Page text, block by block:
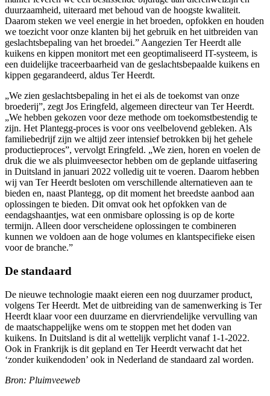
duurzaamheid, uiteraard met behoud van de hoogste kwaliteit.
Daarom steken we veel energie in het broeden, opfokken en houden
we toezicht voor onze klanten bij het gebruik en het uitbreiden van
geslachtsbepaling van het broedei.” Aangezien Ter Heerdt alle
kuikens en kippen monitort met een geoptimaliseerd IT-systeem, is
een duidelijke traceerbaarheid van de geslachtsbepaalde kuikens en
kippen gegarandeerd, aldus Ter Heerdt.
„We zien geslachtsbepaling in het ei als de toekomst van onze
broederij”, zegt Jos Eringfeld, algemeen directeur van Ter Heerdt.
„We hebben gekozen voor deze methode om toekomstbestendig te
zijn. Het Plantegg-proces is voor ons veelbelovend gebleken. Als
familiebedrijf zijn we altijd zeer intensief betrokken bij het gehele
productieproces”, vervolgt Eringfeld. „We zien, horen en voelen de
druk die we als pluimveesector hebben om de geplande uitfasering
in Duitsland in januari 2022 volledig uit te voeren. Daarom hebben
wij van Ter Heerdt besloten om verschillende alternatieven aan te
bieden en, naast Plantegg, op dit moment het breedste aanbod aan
oplossingen te bieden. Dit omvat ook het opfokken van de
eendagshaantjes, wat een onmisbare oplossing is op de korte
termijn. Alleen door verscheidene oplossingen te combineren
kunnen we voldoen aan de hoge volumes en klantspecifieke eisen
voor de branche.”
De standaard
De nieuwe technologie maakt eieren een nog duurzamer product,
volgens Ter Heerdt. Met de uitbreiding van de samenwerking is Ter
Heerdt klaar voor een duurzame en diervriendelijke vervulling van
de maatschappelijke wens om te stoppen met het doden van
kuikens. In Duitsland is dit al wettelijk verplicht vanaf 1-1-2022.
Ook in Frankrijk is dit gepland en Ter Heerdt verwacht dat het
‘zonder kuikendoden’ ook in Nederland de standaard zal worden.
Bron: Pluimveeweb